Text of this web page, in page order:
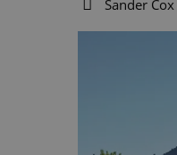
Sander Cox